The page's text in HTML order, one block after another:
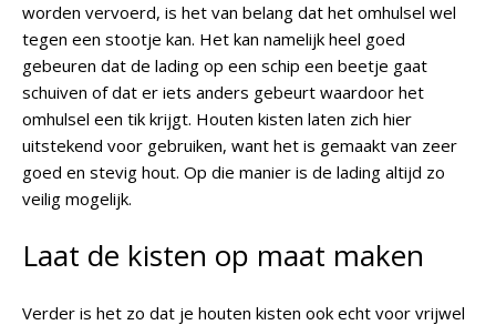
worden vervoerd, is het van belang dat het omhulsel wel
tegen een stootje kan. Het kan namelijk heel goed
gebeuren dat de lading op een schip een beetje gaat
schuiven of dat er iets anders gebeurt waardoor het
omhulsel een tik krijgt. Houten kisten laten zich hier
uitstekend voor gebruiken, want het is gemaakt van zeer
goed en stevig hout. Op die manier is de lading altijd zo
veilig mogelijk.
Laat de kisten op maat maken
Verder is het zo dat je houten kisten ook echt voor vrijwel